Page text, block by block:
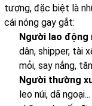
tượng, đặc biệt là
cái nóng gay gắt:
Người lao
dân, shipper, tài
mỏi, say nắng,
Người thường
leo núi, dã